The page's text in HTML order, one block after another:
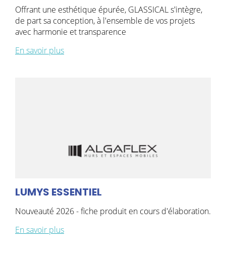
Offrant une esthétique épurée, GLASSICAL s'intègre,
de part sa conception, à l'ensemble de vos projets
avec harmonie et transparence
En savoir plus
LUMYS ESSENTIEL
Nouveauté 2026 - fiche produit en cours d'élaboration.
En savoir plus